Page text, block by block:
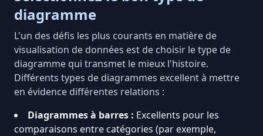
diagramme
L'un des défis les plus courants en matière de
visualisation de données est de choisir le type de
diagramme qui transmet le mieux l'histoire.
Différents types de diagrammes excellent à mettre
en évidence différentes relations :
Diagrammes à barres : Excellents pour les
comparaisons entre catégories (par exemple,